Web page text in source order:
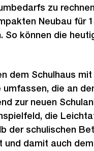
zu
Neubau für
So können die
dem Schulhaus
die an
zur neuen
die
der schulischen
damit auch